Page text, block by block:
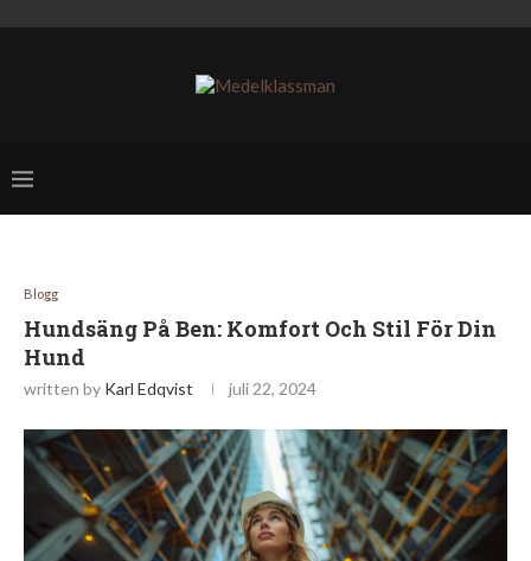
Blogg
Hundsäng På Ben: Komfort Och Stil För Din
Hund
written by Karl Edqvist juli 22, 2024